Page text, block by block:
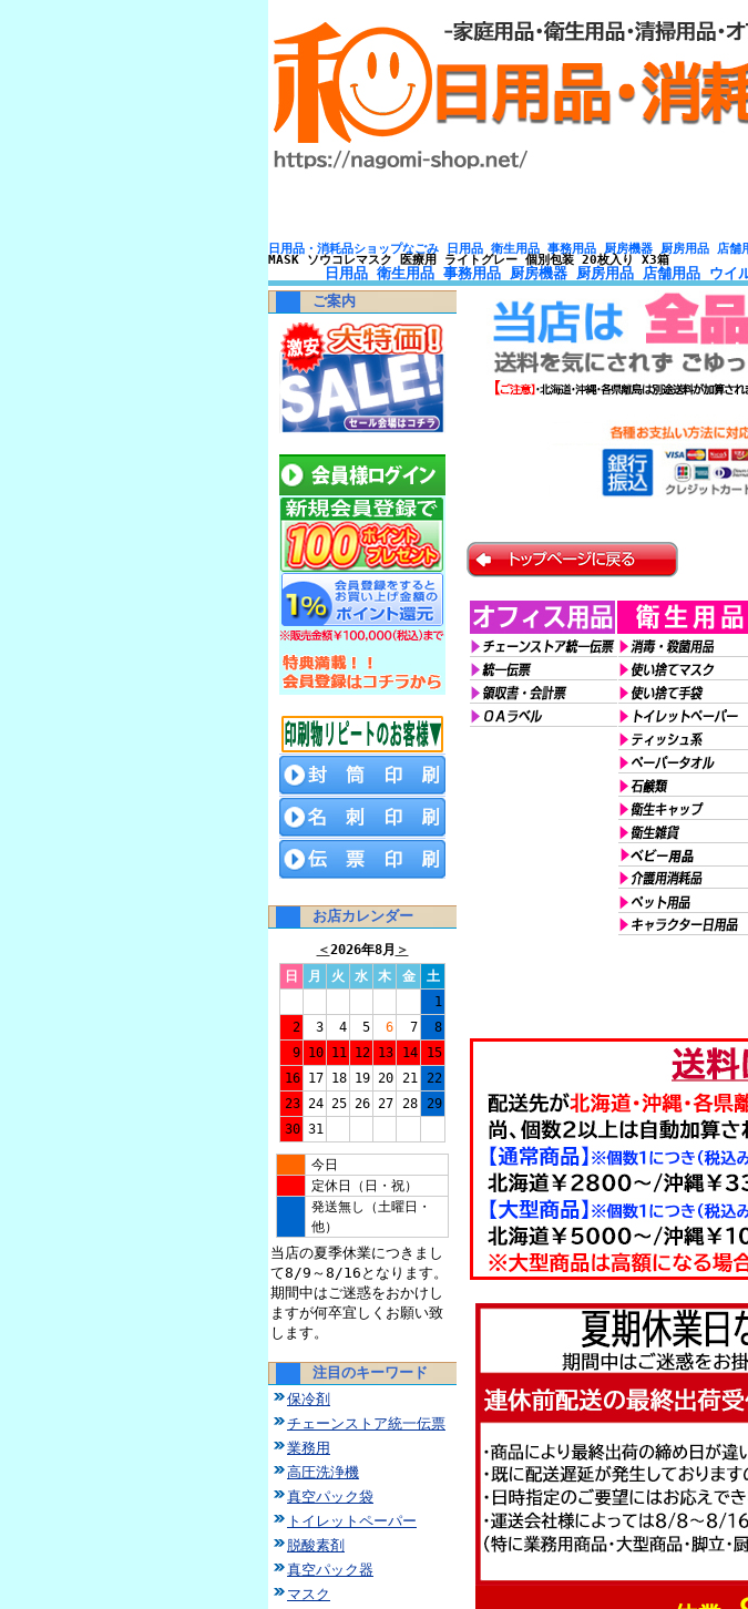
日用品・消耗品ショップなごみ 日用品 衛生用品 事務用品 厨房機器 厨房用品 店
MASK ソウコレマスク 医療用 ライトグレー 個別包装 20枚入り X3箱
日用品 衛生用品 事務用品 厨房機器 厨房用品 店舗用品 ウイ
ご案内
お店カレンダー
＜2026年8月 ＞
日
月 火 水 木 金
土
1
2
3 4 5 6 7
8
9 10 11 12 13 14
15
16 17 18 19 20 21
22
23 24 25 26 27 28
29
30 31
今日
定休日（日・祝）
発送無し（土曜日・
他）
当店の夏季休業につきまし
て8/9～8/16となります。
期間中はご迷惑をおかけし
ますが何卒宜しくお願い致
します。
注目のキーワード
保冷剤
チェーンストア統一伝票
業務用
高圧洗浄機
真空パック袋
トイレットペーパー
脱酸素剤
真空パック器
マスク